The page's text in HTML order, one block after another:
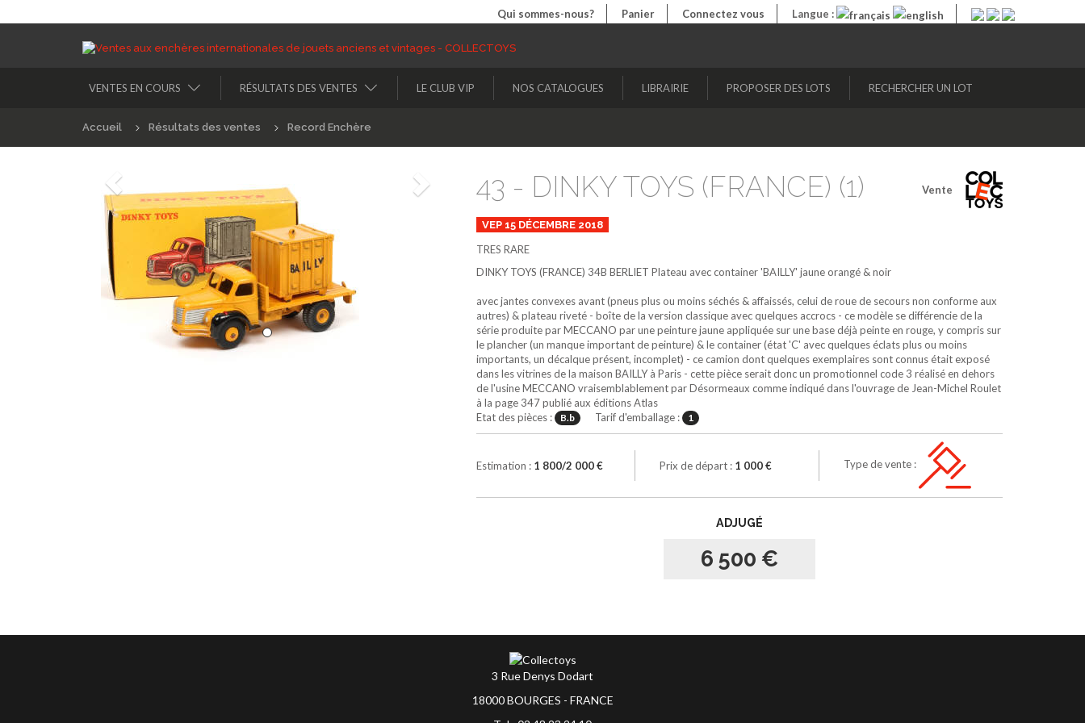
Qui sommes-nous? Panier Connectez vous Langue :
VENTES EN COURS RÉSULTATS DES VENTES LE CLUB VIP NOS CATALOGUES LIBRAIRIE PROPOSER DES LOTS RECHERCHER UN LOT
Accueil Résultats des ventes Record Enchère
Suivant Vente
43 - DINKY TOYS (FRANCE) (1)
VEP 15 DÉCEMBRE 2018
TRES RARE
DINKY TOYS (FRANCE) 34B BERLIET Plateau avec container 'BAILLY' jaune orangé & noir
avec jantes convexes avant (pneus plus ou moins séchés & affaissés, celui de roue de secours non conforme aux
autres) & plateau riveté - boîte de la version classique avec quelques accrocs - ce modèle se différencie de la
série produite par MECCANO par une peinture jaune appliquée sur une base déjà peinte en rouge, y compris sur
le plancher (un manque important de peinture) & le container (état 'C' avec quelques éclats plus ou moins
importants, un décalque présent, incomplet) - ce camion dont quelques exemplaires sont connus était exposé
dans les vitrines de la maison BAILLY à Paris - cette pièce serait donc un promotionnel code 3 réalisé en dehors
de l'usine MECCANO vraisemblablement par Désormeaux comme indiqué dans l'ouvrage de Jean-Michel Roulet
à la page 347 publié aux éditions Atlas
Etat des pièces :
B.b Tarif d'emballage : 1
Estimation : 1 800/2 000 € Prix de départ : 1 000 € Type de vente :
ADJUGÉ
6 500 €
3 Rue Denys Dodart
18000 BOURGES - FRANCE